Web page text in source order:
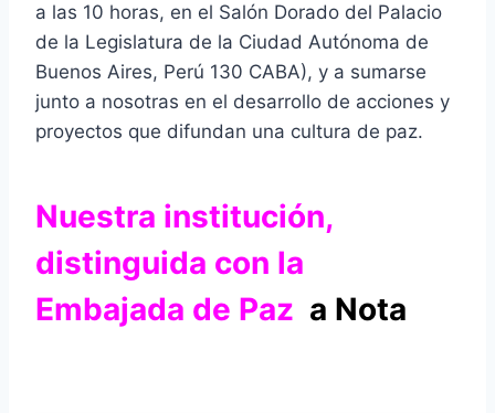
a las 10 horas, en el Salón Dorado del Palacio
de la Legislatura de la Ciudad Autónoma de
Buenos Aires, Perú 130 CABA), y a sumarse
junto a nosotras en el desarrollo de acciones y
proyectos que difundan una cultura de paz.
Nuestra institución,
distinguida con la
Embajada de Paz a Nota